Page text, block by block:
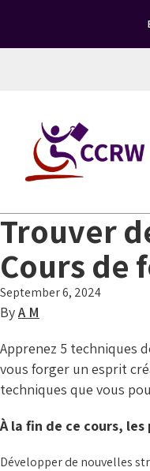
Trouver
Cours de
September 6, 2024
ByA M
Apprenez 5 techniques
vous forger un esprit
techniques que vous
À la fin de ce cours,
Développer de nouvelles